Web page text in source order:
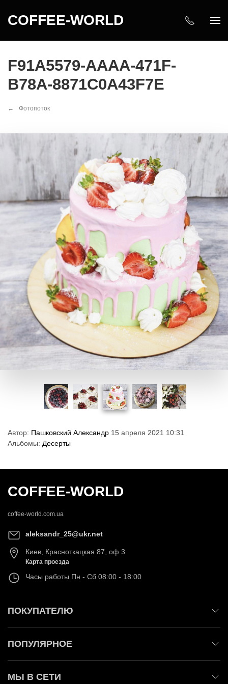
COFFEE-WORLD
F91A5579-AAAA-471F-
B78A-8871C0A43F7E
Фотопоток
Автор: Пашковский Александр 15 апреля 2021 10:31
Альбомы: Десерты
COFFEE-WORLD
coffee-world.com.ua
aleksandr_25@ukr.net
Киев Красноткацкая 87, оф 3
Карта проезда
Часы работы Пн - Сб 08:00 - 18:00
ПОКУПАТЕЛЮ
ПОПУЛЯРНОЕ
МЫ В СЕТИ